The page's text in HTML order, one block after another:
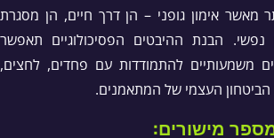
מאשר אימון גופני – הן דרך חיים, הן מסגרת
נפשי. הבנת ההיבטים הפסיכולוגיים תאפשר
משמעותיים להתמודדות עם פחדים, לחצים,
העצמי של המתאמנים.
מישורים: